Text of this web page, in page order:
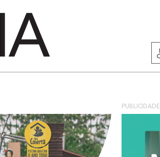
PUBLICIDADE